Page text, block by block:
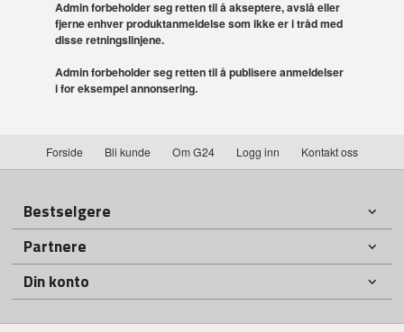
Admin forbeholder seg retten til å akseptere, avslå eller
fjerne enhver produktanmeldelse som ikke er i tråd med
disse retningslinjene.
Admin forbeholder seg retten til å publisere anmeldelser
i for eksempel annonsering.
Forside Bli kunde Om G24 Logg inn Kontakt oss
Bestselgere
Partnere
Din konto